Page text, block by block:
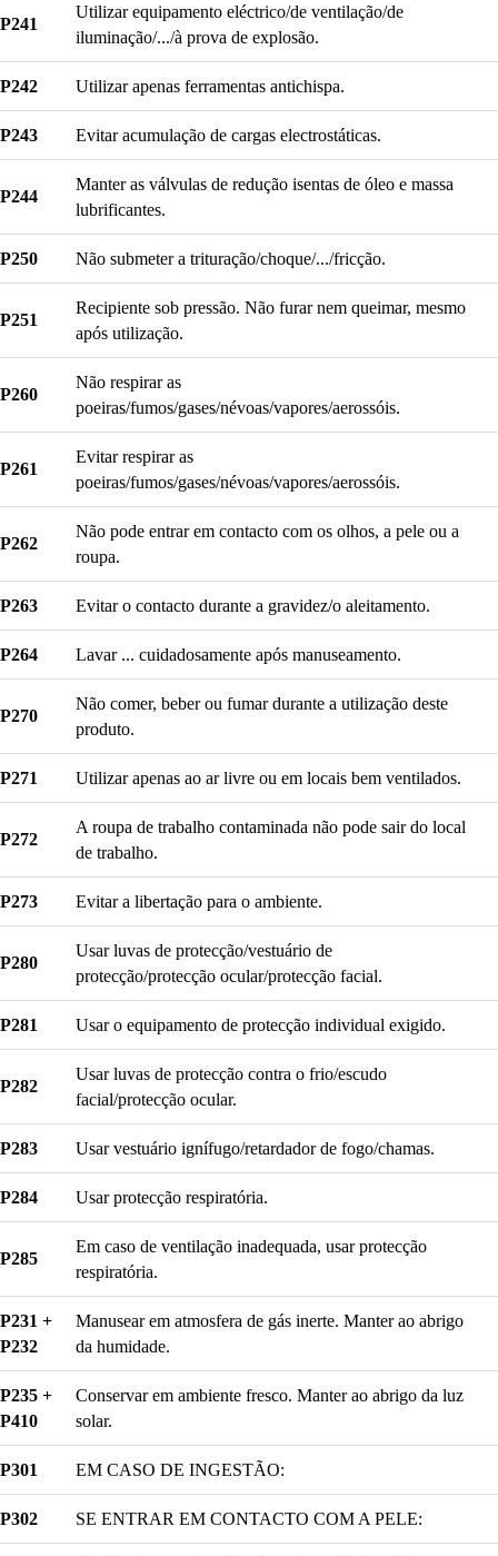
P241
Utilizar equipamento eléctrico/de ventilação/de
iluminação/.../à prova de explosão.
P242 Utilizar apenas ferramentas antichispa.
P243 Evitar acumulação de cargas electrostáticas.
P244
Manter as válvulas de redução isentas de óleo e massa
lubrificantes.
P250 Não submeter a trituração/choque/.../fricção.
P251
Recipiente sob pressão. Não furar nem queimar, mesmo
após utilização.
P260
Não respirar as
poeiras/fumos/gases/névoas/vapores/aerossóis.
P261
Evitar respirar as
poeiras/fumos/gases/névoas/vapores/aerossóis.
P262
Não pode entrar em contacto com os olhos, a pele ou a
roupa.
P263 Evitar o contacto durante a gravidez/o aleitamento.
P264 Lavar ... cuidadosamente após manuseamento.
P270
Não comer, beber ou fumar durante a utilização deste
produto.
P271 Utilizar apenas ao ar livre ou em locais bem ventilados.
P272
A roupa de trabalho contaminada não pode sair do local
de trabalho.
P273 Evitar a libertação para o ambiente.
P280
Usar luvas de protecção/vestuário de
protecção/protecção ocular/protecção facial.
P281 Usar o equipamento de protecção individual exigido.
P282
Usar luvas de protecção contra o frio/escudo
facial/protecção ocular.
P283 Usar vestuário ignífugo/retardador de fogo/chamas.
P284 Usar protecção respiratória.
P285
Em caso de ventilação inadequada, usar protecção
respiratória.
P231 +
P232
Manusear em atmosfera de gás inerte. Manter ao abrigo
da humidade.
P235 +
P410
Conservar em ambiente fresco. Manter ao abrigo da luz
solar.
P301 EM CASO DE INGESTÃO:
P302 SE ENTRAR EM CONTACTO COM A PELE: